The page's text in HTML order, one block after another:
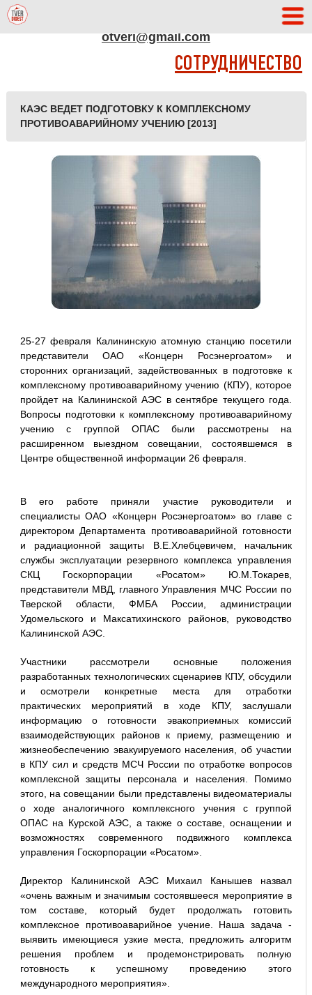
otveri@gmail.com
СОТРУДНИЧЕСТВО
КАЭС ВЕДЕТ ПОДГОТОВКУ К КОМПЛЕКСНОМУ
ПРОТИВОАВАРИЙНОМУ УЧЕНИЮ [2013]
25-27 февраля Калининскую атомную станцию посетили
представители ОАО «Концерн Росэнергоатом» и
сторонних организаций, задействованных в подготовке к
комплексному противоаварийному учению (КПУ), которое
пройдет на Калининской АЭС в сентябре текущего года.
Вопросы подготовки к комплексному противоаварийному
учению с группой ОПАС были рассмотрены на
расширенном выездном совещании, состоявшемся в
Центре общественной информации 26 февраля.
В его работе приняли участие руководители и
специалисты ОАО «Концерн Росэнергоатом» во главе с
директором Департамента противоаварийной готовности
и радиационной защиты В.Е.Хлебцевичем, начальник
службы эксплуатации резервного комплекса управления
СКЦ Госкорпорации «Росатом» Ю.М.Токарев,
представители МВД, главного Управления МЧС России по
Тверской области, ФМБА России, администрации
Удомельского и Максатихинского районов, руководство
Калининской АЭС.
Участники рассмотрели основные положения
разработанных технологических сценариев КПУ, обсудили
и осмотрели конкретные места для отработки
практических мероприятий в ходе КПУ, заслушали
информацию о готовности эвакоприемных комиссий
взаимодействующих районов к приему, размещению и
жизнеобеспечению эвакуируемого населения, об участии
в КПУ сил и средств МСЧ России по отработке вопросов
комплексной защиты персонала и населения. Помимо
этого, на совещании были представлены видеоматериалы
о ходе аналогичного комплексного учения с группой
ОПАС на Курской АЭС, а также о составе, оснащении и
возможностях современного подвижного комплекса
управления Госкорпорации «Росатом».
Директор Калининской АЭС Михаил Канышев назвал
«очень важным и значимым состоявшееся мероприятие в
том составе, который будет продолжать готовить
комплексное противоаварийное учение. Наша задача -
выявить имеющиеся узкие места, предложить алгоритм
решения проблем и продемонстрировать полную
готовность к успешному проведению этого
международного мероприятия».